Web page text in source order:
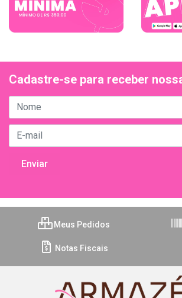
Cadastre-se para receber
Meus Pedidos
Notas Fiscais